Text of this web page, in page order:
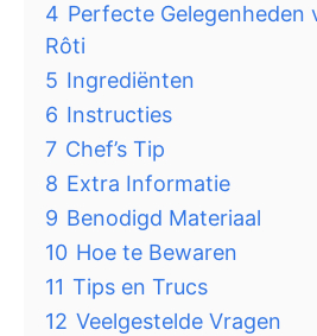
4 Perfecte Gelegenheden
Rôti
5 Ingrediënten
6 Instructies
7 Chef’s Tip
8 Extra Informatie
9 Benodigd Materiaal
10 Hoe te Bewaren
11 Tips en Trucs
12 Veelgestelde Vragen